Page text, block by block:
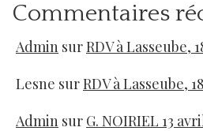
Commentaires
Admin surRDV à Lasseube,
Lesne surRDV à Lasseube,
Admin sur G. NOIRIEL 13